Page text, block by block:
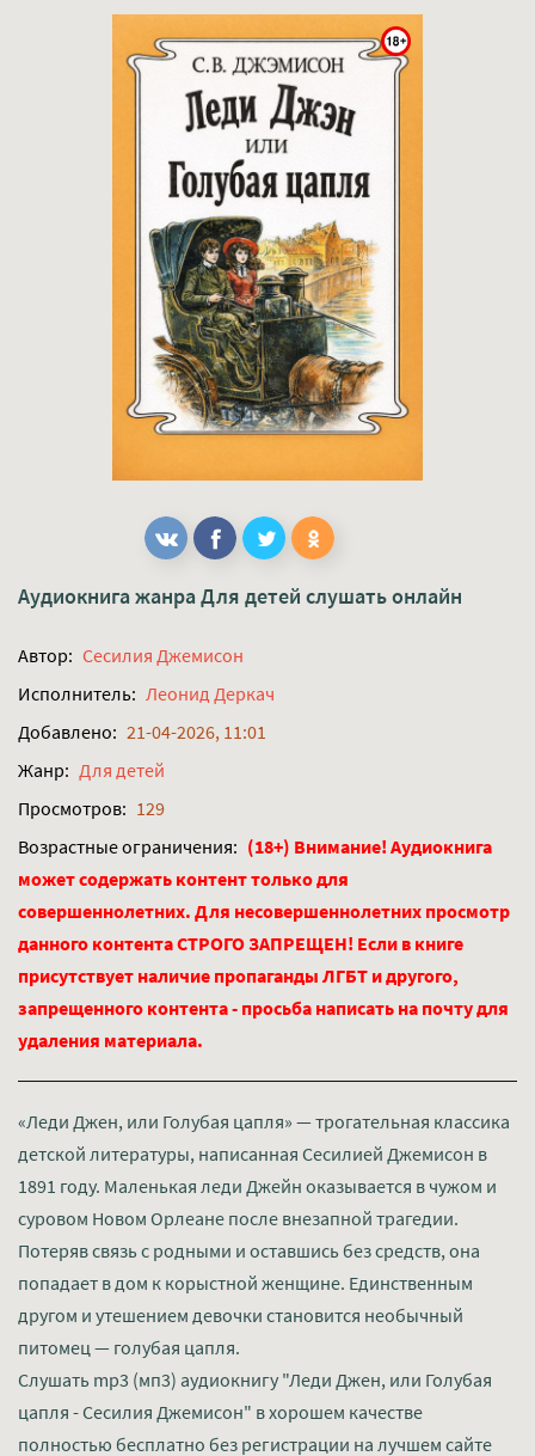
Аудиокнига жанра Для детей слушать онлайн
Автор: Сесилия Джемисон
Исполнитель: Леонид Деркач
Добавлено: 21-04-2026, 11:01
Жанр: Для детей
Просмотров: 129
Возрастные ограничения: (18+) Внимание! Аудиокнига
может содержать контент только для
совершеннолетних. Для несовершеннолетних просмотр
данного контента СТРОГО ЗАПРЕЩЕН! Если в книге
присутствует наличие пропаганды ЛГБТ и другого,
запрещенного контента - просьба написать на почту для
удаления материала.
«Леди Джен, или Голубая цапля» — трогательная классика
детской литературы, написанная Сесилией Джемисон в
1891 году. Маленькая леди Джейн оказывается в чужом и
суровом Новом Орлеане после внезапной трагедии.
Потеряв связь с родными и оставшись без средств, она
попадает в дом к корыстной женщине. Единственным
другом и утешением девочки становится необычный
питомец — голубая цапля.
Слушать mp3 (мп3) аудиокнигу "Леди Джен, или Голубая
цапля - Сесилия Джемисон" в хорошем качестве
полностью бесплатно без регистрации на лучшем сайте